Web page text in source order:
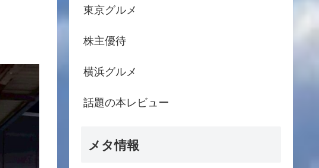
東京グルメ
株主優待
横浜グルメ
話題の本レビュー
メタ情報